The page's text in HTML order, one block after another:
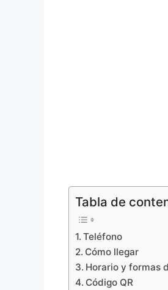
Tabla de
Teléfono
Cómo llegar
Horario y formas
Código QR